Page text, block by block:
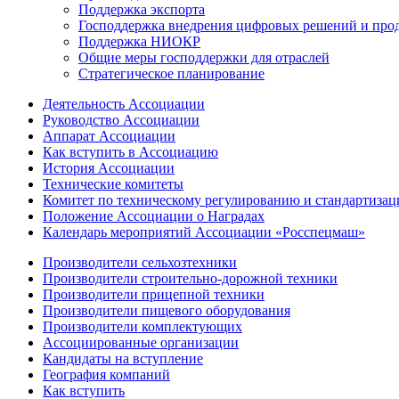
Поддержка экспорта
Господдержка внедрения цифровых решений и
Поддержка НИОКР
Общие меры господдержки для отраслей
Стратегическое планирование
Деятельность Ассоциации
Руководство Ассоциации
Аппарат Ассоциации
Как вступить в Ассоциацию
История Ассоциации
Технические комитеты
Комитет по техническому регулированию и
Положение Ассоциации о Наградах
Календарь мероприятий Ассоциации «Росспецмаш»
Производители сельхозтехники
Производители строительно-дорожной техники
Производители прицепной техники
Производители пищевого оборудования
Производители комплектующих
Ассоциированные организации
Кандидаты на вступление
География компаний
Как вступить